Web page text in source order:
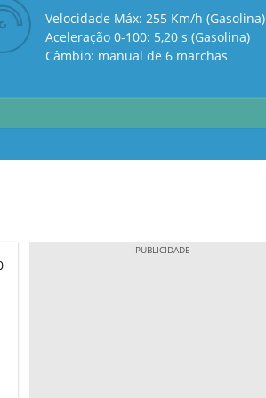
Velocidade Máx: 255 Km/h (Gasolina)
Aceleração 0-100: 5,20 s (Gasolina)
Câmbio: manual de 6 marchas